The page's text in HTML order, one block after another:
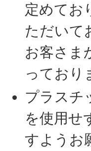
定めてお
ただいて
お客さま
っており
プラスチ
を使用せ
すようお